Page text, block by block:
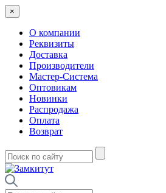
×
О компании
Реквизиты
Доставка
Производители
Мастер-Система
Оптовикам
Новинки
Распродажа
Оплата
Возврат